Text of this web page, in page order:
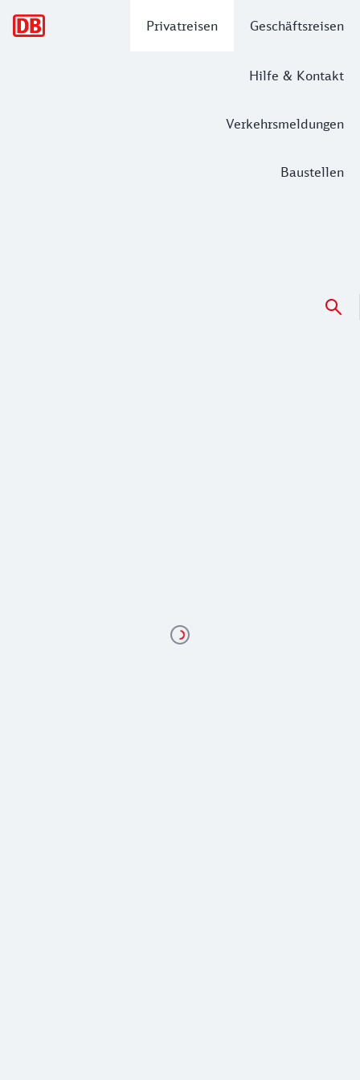
Privatreisen Geschäftsreisen
Hilfe & Kontakt
Verkehrsmeldungen
Baustellen